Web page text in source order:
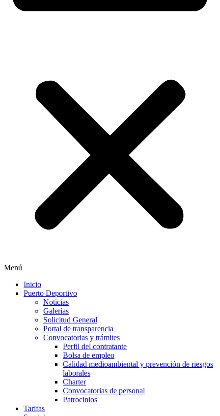
Menú
Inicio
Puerto Deportivo
Noticias
Galerías
Solicitud General
Portal de transparencia
Convocatorias y trámites
Perfil del contratante
Bolsa de empleo
Calidad medioambiental y prevención de riesgos
laborales
Charter
Convocatorias de personal
Patrocinios
Tarifas